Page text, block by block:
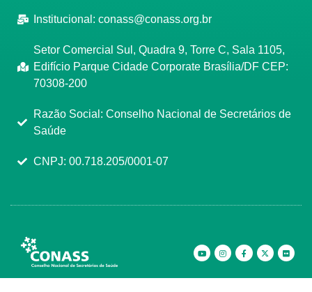
Institucional: conass@conass.org.br
Setor Comercial Sul, Quadra 9, Torre C, Sala 1105,
Edifício Parque Cidade Corporate Brasília/DF CEP:
70308-200
Razão Social: Conselho Nacional de Secretários de
Saúde
CNPJ: 00.718.205/0001-07